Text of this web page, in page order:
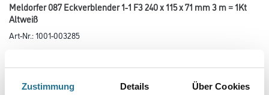
Zustimmung Details Über Cookies
Meldorfer 087 Eckverblender 1-1 F3 240 x 115 x 71 mm 3 m = 1Kt
Altweiß
Art-Nr.:1001-003285